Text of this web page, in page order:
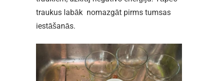
traukus labāk nomazgāt pirms tumsas
iestāšanās.